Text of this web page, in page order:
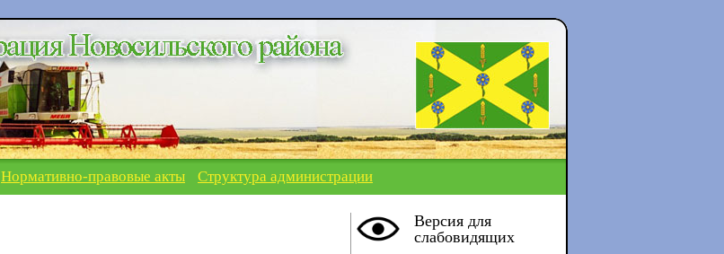
Нормативно-правовые акты Структура администрации
Версия для
слабовидящих